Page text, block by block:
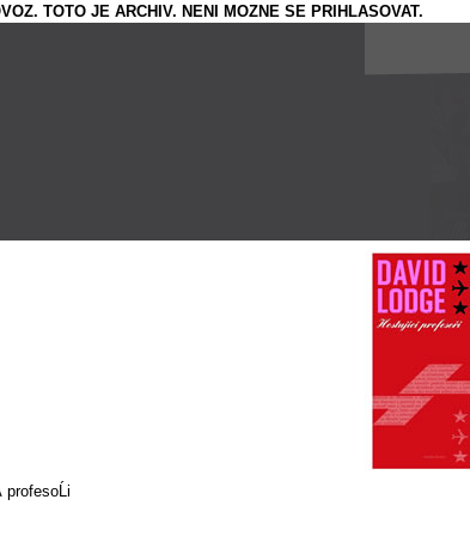
TOTO JE ARCHIV. NENI MOZNE SE PRIHLASOVAT.